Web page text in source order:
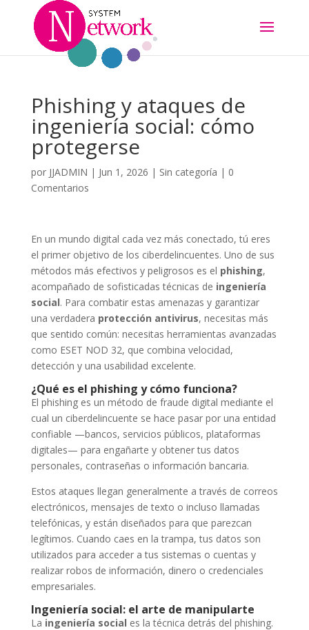
Phishing y ataques de
ingeniería social: cómo
protegerse
por JJADMIN | Jun 1, 2026 | Sin categoría | 0
Comentarios
En un mundo digital cada vez más conectado, tú eres
el primer objetivo de los ciberdelincuentes. Uno de sus
métodos más efectivos y peligrosos es el phishing,
acompañado de sofisticadas técnicas de ingeniería
social. Para combatir estas amenazas y garantizar
una verdadera protección antivirus, necesitas más
que sentido común: necesitas herramientas avanzadas
como ESET NOD 32, que combina velocidad,
detección y una usabilidad excelente.
¿Qué es el phishing y cómo funciona?
El phishing es un método de fraude digital mediante el
cual un ciberdelincuente se hace pasar por una entidad
confiable —bancos, servicios públicos, plataformas
digitales— para engañarte y obtener tus datos
personales, contraseñas o información bancaria.
Estos ataques llegan generalmente a través de correos
electrónicos, mensajes de texto o incluso llamadas
telefónicas, y están diseñados para que parezcan
legítimos. Cuando caes en la trampa, tus datos son
utilizados para acceder a tus sistemas o cuentas y
realizar robos de información, dinero o credenciales
empresariales.
Ingeniería social: el arte de manipularte
La ingeniería social es la técnica detrás del phishing.